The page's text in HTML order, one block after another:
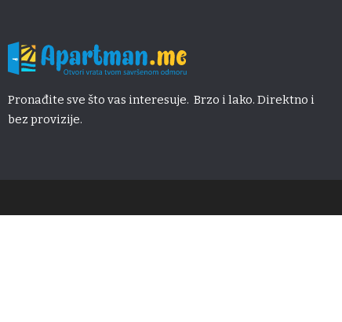
Pronađite sve što vas interesuje. Brzo i lako. Direktno i
bez provizije.